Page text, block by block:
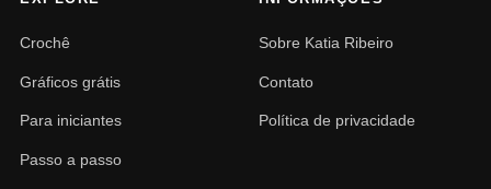
Crochê
Gráficos grátis
Para iniciantes
Passo a passo
Sobre Katia Ribeiro
Contato
Política de privacidade